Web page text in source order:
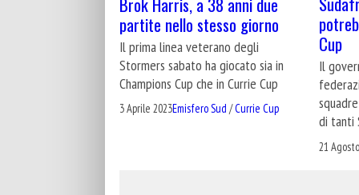
partite nello stesso giorno
Il prima linea veterano degli
Stormers sabato ha giocato sia in
Champions Cup che in Currie Cup
3 Aprile 2023Emisfero Sud /Currie Cup
Cup
Il
di tanti
21